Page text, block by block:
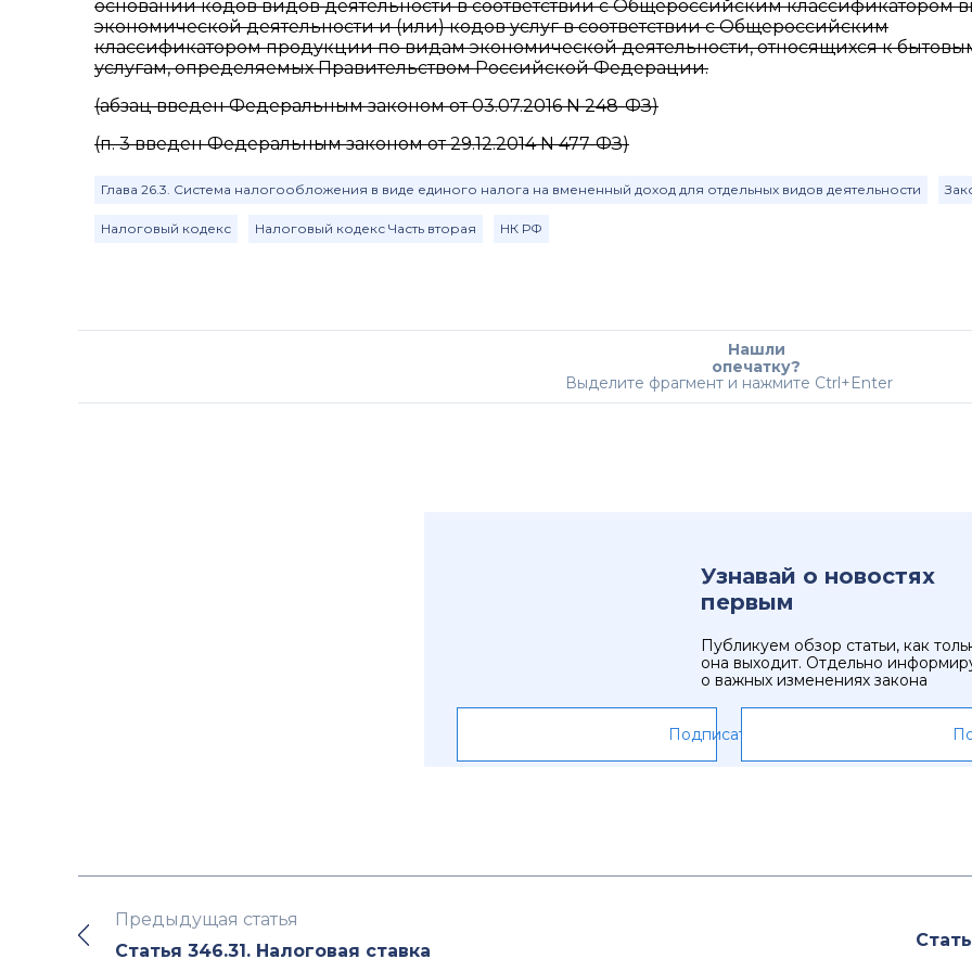
основании кодов видов деятельности в соответствии с Общероссийским классификатором
экономической деятельности и (или) кодов услуг в соответствии с Общероссийским
классификатором продукции по видам экономической деятельности, относящихся к
услугам, определяемых Правительством Российской Федерации.
(абзац введен Федеральным законом от 03.07.2016 N 248-ФЗ)
(п. 3 введен Федеральным законом от 29.12.2014 N 477-ФЗ)
Глава 26.3. Система налогообложения в виде единого налога на вмененный доход для отдельных видов деятельности
Налоговый кодекс Налоговый кодекс Часть вторая НК РФ
Нашли
опечатку?
Выделите фрагмент и нажмите Ctrl+Enter
Узнавай о новостях
первым
Публикуем обзор статьи, как
она выходит. Отдельно
о важных изменениях закона
Подписаться
Предыдущая статья
Статья 346.31. Налоговая ставка